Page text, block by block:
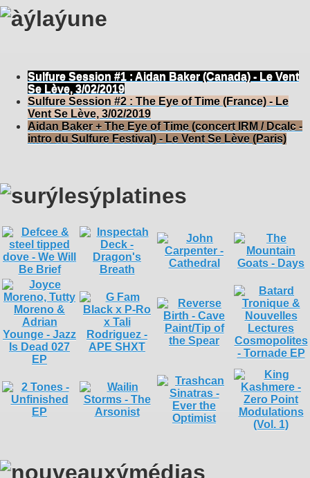
Sulfure Session #1 : Aidan Baker (Canada) - Le Vent
Se Lève, 3/02/2019
Sulfure Session #2 : The Eye of Time (France) - Le
Vent Se Lève, 3/02/2019
Aidan Baker + The Eye of Time (concert IRM / Dcalc -
intro du Sulfure Festival) - Le Vent Se Lève (Paris)